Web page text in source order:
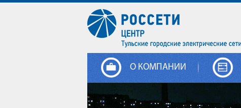
О КОМПАНИИ